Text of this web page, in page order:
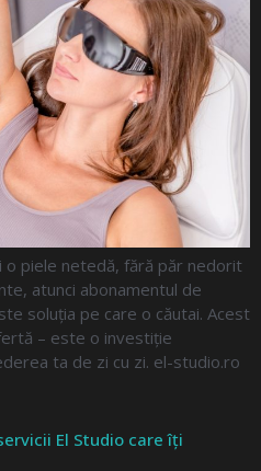
o piele netedă, fără păr nedorit
atunci abonamentul de
soluția pe care o căutai. Acest
– este o investiție
ta de zi cu zi. el-studio.ro
El Studio care îți